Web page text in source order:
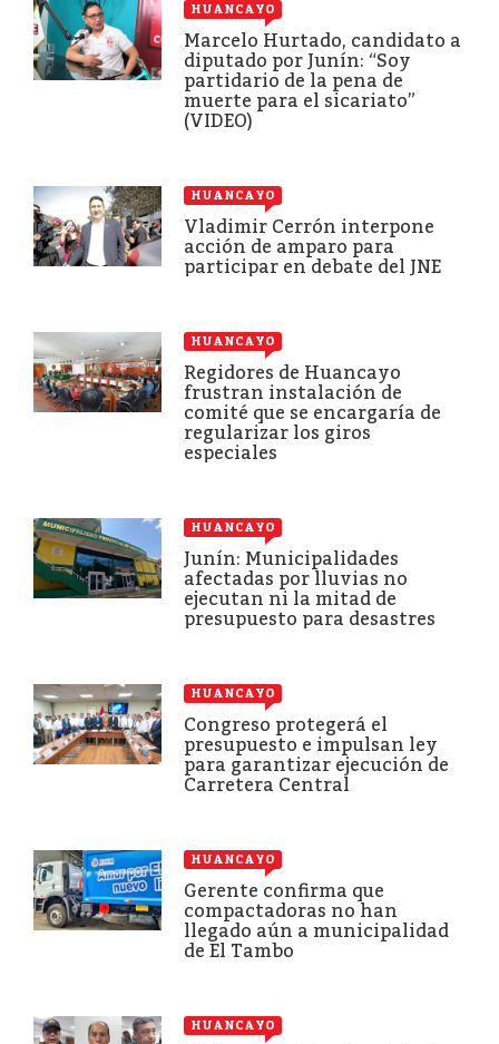
HUANCAYO
Marcelo Hurtado, candidato a
diputado por Junín: “Soy
partidario de la pena de
muerte para el sicariato”
(VIDEO)
HUANCAYO
Vladimir Cerrón interpone
acción de amparo para
participar en debate del JNE
HUANCAYO
Regidores de Huancayo
frustran instalación de
comité que se encargaría de
regularizar los giros
especiales
HUANCAYO
Junín: Municipalidades
afectadas por lluvias no
ejecutan ni la mitad de
presupuesto para desastres
HUANCAYO
Congreso protegerá el
presupuesto e impulsan ley
para garantizar ejecución de
Carretera Central
HUANCAYO
Gerente confirma que
compactadoras no han
llegado aún a municipalidad
de El Tambo
HUANCAYO